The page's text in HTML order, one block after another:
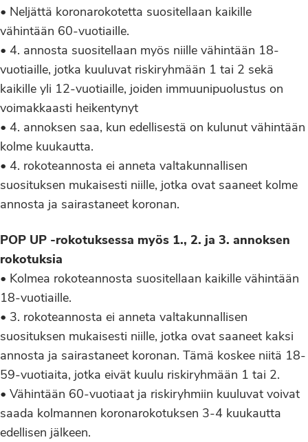
• Neljättä koronarokotetta suositellaan kaikille
vähintään 60-vuotiaille.
• 4. annosta suositellaan myös niille vähintään 18-
vuotiaille, jotka kuuluvat riskiryhmään 1 tai 2 sekä
kaikille yli 12-vuotiaille, joiden immuunipuolustus on
voimakkaasti heikentynyt
• 4. annoksen saa, kun edellisestä on kulunut vähintään
kolme kuukautta.
• 4. rokoteannosta ei anneta valtakunnallisen
suosituksen mukaisesti niille, jotka ovat saaneet kolme
annosta ja sairastaneet koronan.
POP UP -rokotuksessa myös 1., 2. ja 3. annoksen
rokotuksia
• Kolmea rokoteannosta suositellaan kaikille vähintään
18-vuotiaille.
• 3. rokoteannosta ei anneta valtakunnallisen
suosituksen mukaisesti niille, jotka ovat saaneet kaksi
annosta ja sairastaneet koronan. Tämä koskee niitä 18-
59-vuotiaita, jotka eivät kuulu riskiryhmään 1 tai 2.
• Vähintään 60-vuotiaat ja riskiryhmiin kuuluvat voivat
saada kolmannen koronarokotuksen 3-4 kuukautta
edellisen jälkeen.